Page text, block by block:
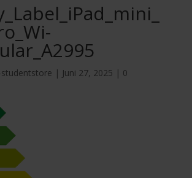
| Juni 27, 2025 | 0